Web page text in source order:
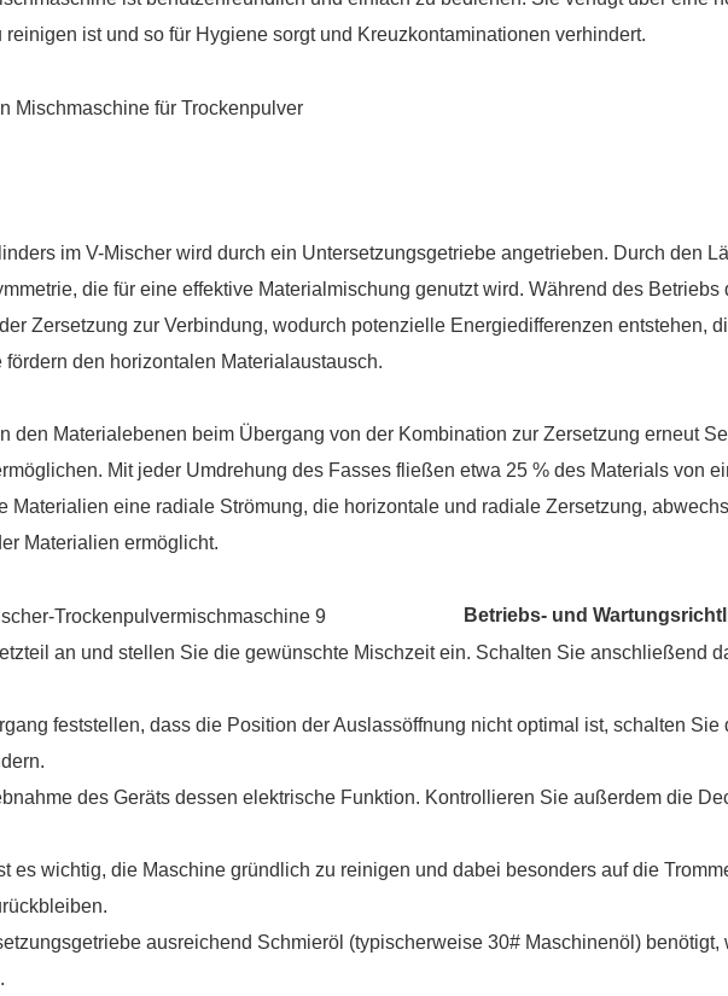
ist und so für Hygiene sorgt und Kreuzkontaminationen verhindert.
im V-Mischer wird durch ein Untersetzungsgetriebe angetrieben. Durch den
die für eine effektive Materialmischung genutzt wird. Während des Betriebs
Zersetzung zur Verbindung, wodurch potenzielle Energiedifferenzen entstehen,
den horizontalen Materialaustausch.
den Materialebenen beim Übergang von der Kombination zur Zersetzung erneut
Mit jeder Umdrehung des Fasses fließen etwa 25 % des Materials von
Materialien eine radiale Strömung, die horizontale und radiale Zersetzung,
Materialien ermöglicht.
Betriebs- und
an und stellen Sie die gewünschte Mischzeit ein. Schalten Sie anschließend
feststellen, dass die Position der Auslassöffnung nicht optimal ist, schalten Sie
des Geräts dessen elektrische Funktion. Kontrollieren Sie außerdem die
es wichtig, die Maschine gründlich zu reinigen und dabei besonders auf die
ausreichend Schmieröl (typischerweise 30# Maschinenöl) benötigt,